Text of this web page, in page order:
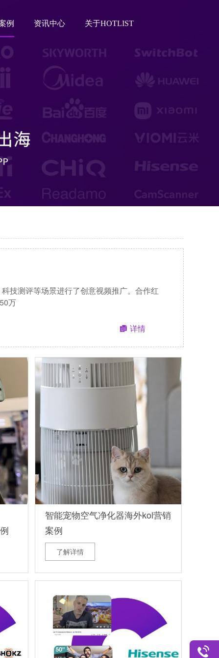
例 资讯中心 关于HOTLIST
技测评等场景进行了创意视频推广。合作红
万
详情
智能宠物空气净化器海外kol营销
案例
了解详情